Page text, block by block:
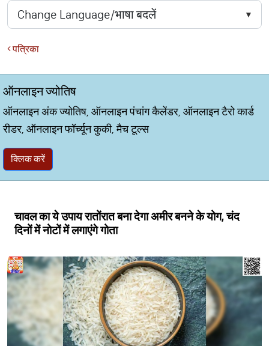
पत्रिका
ऑनलाइन ज्योतिष
ऑनलाइन अंक ज्योतिष, ऑनलाइन पंचांग कैलेंडर, ऑनलाइन टैरो कार्ड
रीडर, ऑनलाइन फॉर्च्यून कुकी, मैच टूल्स
क्लिक करें
चावल का ये उपाय रातोंरात बना देगा अमीर बनने के योग, चंद
दिनों में नोटों में लगाएंगे गोता